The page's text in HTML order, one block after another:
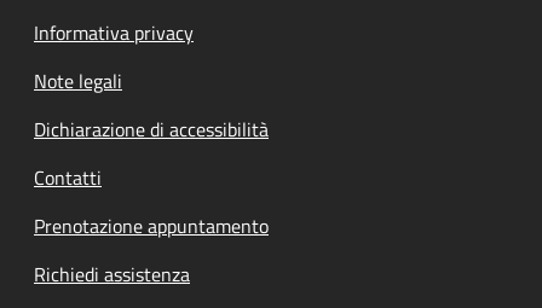
Informativa privacy
Note legali
Dichiarazione di accessibilità
Contatti
Prenotazione appuntamento
Richiedi assistenza